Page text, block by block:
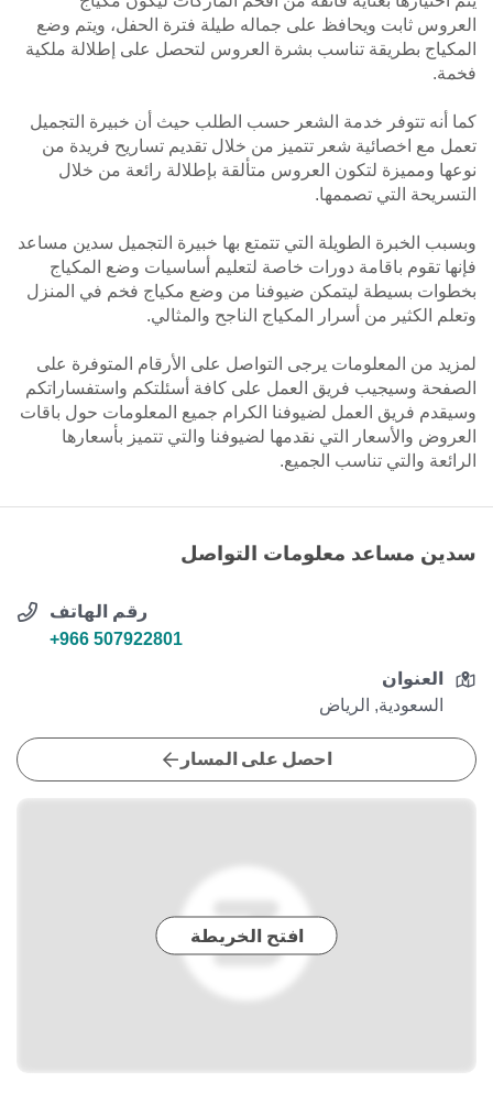
العروس ثابت ويحافظ على جماله طيلة فترة الحفل، ويتم وضع
المكياج بطريقة تناسب بشرة العروس لتحصل على إطلالة ملكية
فخمة.
كما أنه تتوفر خدمة الشعر حسب الطلب حيث أن خبيرة التجميل
تعمل مع اخصائية شعر تتميز من خلال تقديم تساريح فريدة من
نوعها ومميزة لتكون العروس متألقة بإطلالة رائعة من خلال
التسريحة التي تصممها.
وبسبب الخبرة الطويلة التي تتمتع بها خبيرة التجميل سدين مساعد
فإنها تقوم باقامة دورات خاصة لتعليم أساسيات وضع المكياج
بخطوات بسيطة ليتمكن ضيوفنا من وضع مكياج فخم في المنزل
وتعلم الكثير من أسرار المكياج الناجح والمثالي.
لمزيد من المعلومات يرجى التواصل على الأرقام المتوفرة على
الصفحة وسيجيب فريق العمل على كافة أسئلتكم واستفساراتكم
وسيقدم فريق العمل لضيوفنا الكرام جميع المعلومات حول باقات
العروض والأسعار التي نقدمها لضيوفنا والتي تتميز بأسعارها
الرائعة والتي تناسب الجميع.
سدين مساعد معلومات التواصل
رقم الهاتف
+966 507922801
العنوان
السعودية, الرياض
احصل على المسار
افتح الخريطة